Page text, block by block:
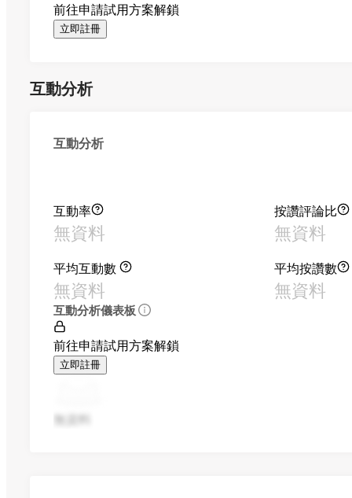
前往申請試用方案解鎖
立即註冊
互動分析
互動分析
互動率
無資料
按讚評論比
無資料
平均互動數
無資料
平均按讚數
無資料
互動分析儀表板
前往申請試用方案解鎖
立即註冊
無資料